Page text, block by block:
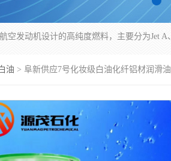
油 > 阜新供应7号化妆级白油化纤铝材润滑油